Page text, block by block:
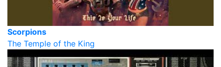
Scorpions
The Temple of the King